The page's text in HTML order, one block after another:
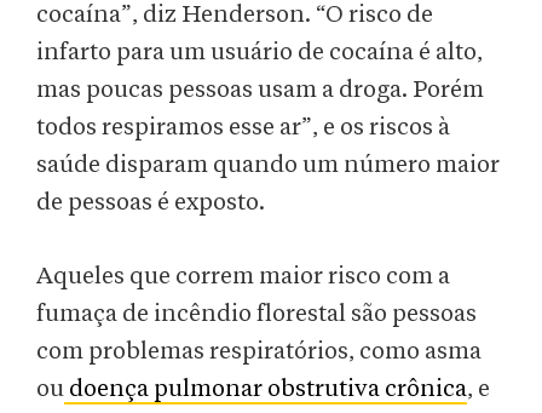
cocaína”, diz Henderson. “O risco de
infarto para um usuário de cocaína é alto,
mas poucas pessoas usam a droga. Porém
todos respiramos esse ar”, e os riscos à
saúde disparam quando um número maior
de pessoas é exposto.
Aqueles que correm maior risco com a
fumaça de incêndio florestal são pessoas
com problemas respiratórios, como asma
ou doença pulmonar obstrutiva crônica, e